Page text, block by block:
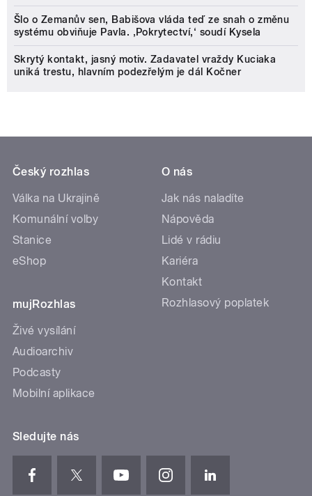
Šlo o Zemanův sen, Babišova vláda teď ze snah o změnu
systému obviňuje Pavla. ‚Pokrytectví,‘ soudí Kysela
Skrytý kontakt, jasný motiv. Zadavatel vraždy Kuciaka
uniká trestu, hlavním podezřelým je dál Kočner
Český rozhlas
Válka na Ukrajině
Komunální volby
Stanice
eShop
mujRozhlas
Živé vysílání
Audioarchiv
Podcasty
Mobilní aplikace
O nás
Jak nás naladíte
Nápověda
Lidé v rádiu
Kariéra
Kontakt
Rozhlasový poplatek
Sledujte nás